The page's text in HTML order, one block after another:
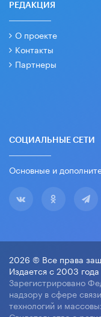
РЕДАКЦИЯ
О проекте
Контакты
Партнеры
СОЦИАЛЬНЫЕ СЕТИ
Основные и
2026 © Все права
Издается с 2003 года
Зарегистрировано
надзору в сфере
технологий и